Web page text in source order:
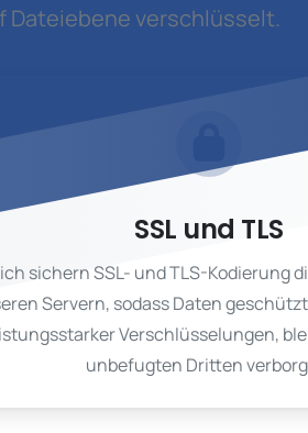
Dateiebene verschlüsselt.
SSL und TLS
sichern SSL- und TLS-Kodierung
Servern, sodass Daten
Verschlüsselungen,
unbefugten Dritten